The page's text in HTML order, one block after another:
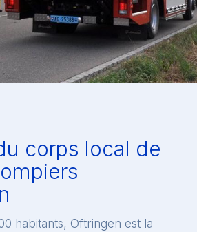
corps local de
habitants, Oftringen est la